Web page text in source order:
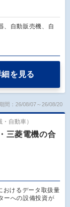
、自動販売機、自
細を見る
間：26/08/07～26/08/20
自動車）
三菱電機の合
おけるデータ取扱量
ーへの設備投資が